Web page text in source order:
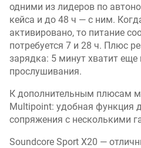
одними из лидеров по
кейса и до 48 ч — с ним.
активировано, то питание
потребуется 7 и 28 ч. Плюс
зарядка: 5 минут хватит еще
прослушивания.
К дополнительным плюсам
Multipoint: удобная функция
сопряжения с несколькими
Soundcore Sport X20 —